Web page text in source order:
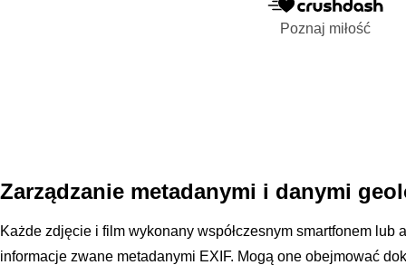
Poznaj miłość
Zarządzanie metadanymi i danymi
Każde zdjęcie i film wykonany współczesnym smartfonem lub
informacje zwane metadanymi EXIF. Mogą one obejmować